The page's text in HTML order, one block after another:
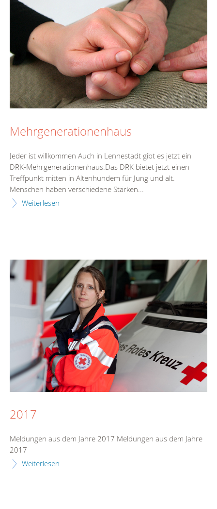
Mehrgenerationenhaus
Jeder ist willkommen Auch in Lennestadt gibt es jetzt ein
DRK-Mehrgenerationenhaus.Das DRK bietet jetzt einen
Treffpunkt mitten in Altenhundem für Jung und alt.
Menschen haben verschiedene Stärken...
Weiterlesen
2017
Meldungen aus dem Jahre 2017 Meldungen aus dem Jahre
2017
Weiterlesen